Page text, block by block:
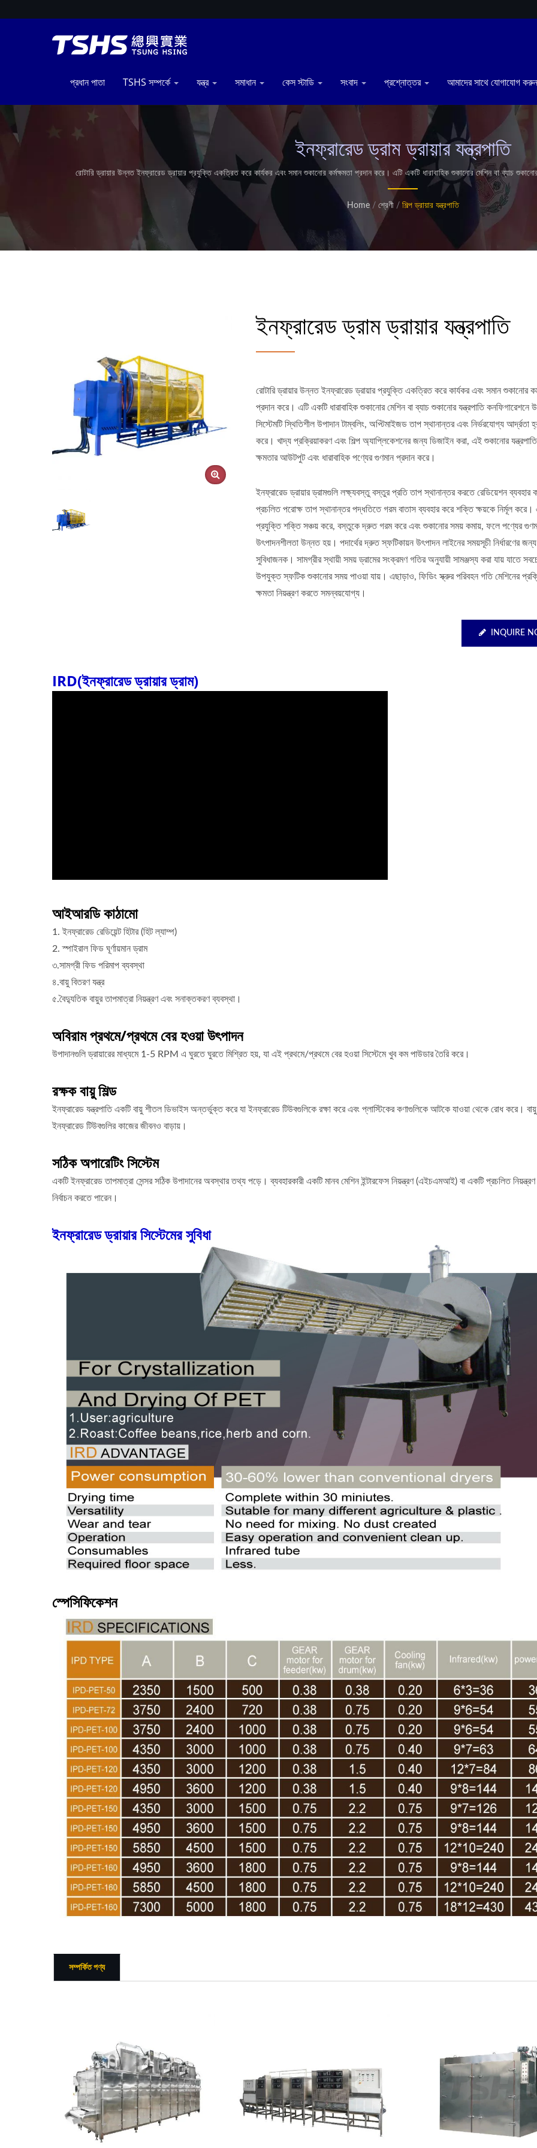
প্রধান পাতা TSHS সম্পর্কে যন্ত্র সমাধান কেস স্টাডি সংবাদ প্রশ্নোত্তর আমাদের সাথে যোগাযোগ
ইনফ্রারেড ড্রাম ড্রায়ার যন্ত্রপাতি
রোটারি ড্রায়ার উন্নত ইনফ্রারেড ড্রায়ার প্রযুক্তি একত্রিত করে কার্যকর এবং সমান শুকানোর কর্মক্ষমতা প্রদান করে। এটি একটি ধারাবাহিক শুকানোর মেশিন বা ব্যাচ
অপ্টিমাইজড তাপ স্থানান্তর এবং নির্ভরযোগ্য আর্দ্রতা হ্রাস নিশ্চিত করে। খাদ্য প্রক্রিয়াকরণ এবং শিল্প অ্যাপ্লিকেশনের জন্য ডিজাইন করা, এই শুকানোর যন্ত্রপাতি উচ্চ-
পেশাদার খাদ্য যন্ত্রপাতি প্রস্তুতকারক। আমাদের কাছে একচেটিয়া পেটেন্টযুক্ত হিটিং সিস্টেম রয়েছে। বিশ্বজুড়ে 500টিরও বেশি ফ্রাইং উৎপাদন সরবরাহ করা
Home / শ্রেণী / শিল্প ড্রায়ার যন্ত্রপাতি
ইনফ্রারেড ড্রাম ড্রায়ার যন্ত্রপাতি
রোটারি ড্রায়ার উন্নত ইনফ্রারেড ড্রায়ার প্রযুক্তি একত্রিত করে কার্যকর এবং সমান শুকানোর
প্রদান করে। এটি একটি ধারাবাহিক শুকানোর মেশিন বা ব্যাচ শুকানোর যন্ত্রপাতি কনফিগারেশনে
সিস্টেমটি স্থিতিশীল উপাদান টাম্বলিং, অপ্টিমাইজড তাপ স্থানান্তর এবং নির্ভরযোগ্য আর্দ্রতা
করে। খাদ্য প্রক্রিয়াকরণ এবং শিল্প অ্যাপ্লিকেশনের জন্য ডিজাইন করা, এই শুকানোর
ক্ষমতার আউটপুট এবং ধারাবাহিক পণ্যের গুণমান প্রদান করে।
ইনফ্রারেড ড্রায়ার ড্রামগুলি লক্ষ্যবস্তু বস্তুর প্রতি তাপ স্থানান্তর করতে রেডিয়েশন ব্যবহার
প্রচলিত পরোক্ষ তাপ স্থানান্তর পদ্ধতিতে গরম বাতাস ব্যবহার করে শক্তি ক্ষয়কে নির্মূল
প্রযুক্তি শক্তি সঞ্চয় করে, বস্তুকে দ্রুত গরম করে এবং শুকানোর সময় কমায়, ফলে পণ্যের
উৎপাদনশীলতা উন্নত হয়। পদার্থের দ্রুত স্ফটিকায়ন উৎপাদন লাইনের সময়সূচী নির্ধারণের জন্য
সুবিধাজনক। সামগ্রীর স্থায়ী সময় ড্রামের সংক্রমণ গতির অনুযায়ী সামঞ্জস্য করা যায় যাতে
উপযুক্ত স্ফটিক শুকানোর সময় পাওয়া যায়। এছাড়াও, ফিডিং স্ক্রুর পরিবহন গতি মেশিনের
ক্ষমতা নিয়ন্ত্রণ করতে সমন্বয়যোগ্য।
INQUIRE
IRD(ইনফ্রারেড ড্রায়ার ড্রাম)
আইআরডি কাঠামো
1. ইনফ্রারেড রেডিয়েন্ট হিটার (হিট ল্যাম্প)
2. স্পাইরাল ফিড ঘূর্ণায়মান ড্রাম
৩.সামগ্রী ফিড পরিমাপ ব্যবস্থা
৪.বায়ু বিতরণ যন্ত্র
৫.বৈদ্যুতিক বায়ুর তাপমাত্রা নিয়ন্ত্রণ এবং সনাক্তকরণ ব্যবস্থা।
অবিরাম প্রথমে/প্রথমে বের হওয়া উৎপাদন
উপাদানগুলি ড্রায়ারের মাধ্যমে 1-5 RPM এ ঘুরতে ঘুরতে মিশ্রিত হয়, যা এই প্রথমে/প্রথমে বের হওয়া সিস্টেমে খুব কম পাউডার তৈরি করে।
রক্ষক বায়ু শিল্ড
ইনফ্রারেড যন্ত্রপাতি একটি বায়ু শীতল ডিভাইস অন্তর্ভুক্ত করে যা ইনফ্রারেড টিউবগুলিকে রক্ষা করে এবং প্লাস্টিকের কণাগুলিকে আটকে যাওয়া থেকে রোধ করে। বায়ু
ইনফ্রারেড টিউবগুলির কাজের জীবনও বাড়ায়।
সঠিক অপারেটিং সিস্টেম
একটি ইনফ্রারেড তাপমাত্রা সেন্সর সঠিক উপাদানের অবস্থার তথ্য পড়ে। ব্যবহারকারী একটি মানব মেশিন ইন্টারফেস নিয়ন্ত্রণ (এইচএমআই) বা একটি প্রচলিত
নির্বাচন করতে পারেন।
ইনফ্রারেড ড্রায়ার সিস্টেমের সুবিধা
স্পেসিফিকেশন
সম্পর্কিত পণ্য
ধারাবাহিক কনভেয়র ফ্রায়ার কাস্টমাইজড শিল্প ড্রায়ার ধারাবাহিক কনভেয়র ফ্রায়ার